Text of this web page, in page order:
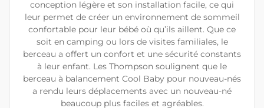
conception légère et son installation facile, ce qui
leur permet de créer un environnement de sommeil
confortable pour leur bébé où qu’ils aillent. Que ce
soit en camping ou lors de visites familiales, le
berceau a offert un confort et une sécurité constants
à leur enfant. Les Thompson soulignent que le
berceau à balancement Cool Baby pour nouveau-nés
a rendu leurs déplacements avec un nouveau-né
beaucoup plus faciles et agréables.